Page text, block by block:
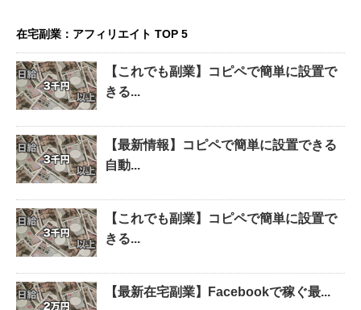
在宅副業：アフィリエイト TOP 5
【これでも副業】コピペで簡単に設置で
きる...
【最新情報】コピペで簡単に設置できる
自動...
【これでも副業】コピペで簡単に設置で
きる...
【最新在宅副業】Facebookで稼ぐ最...